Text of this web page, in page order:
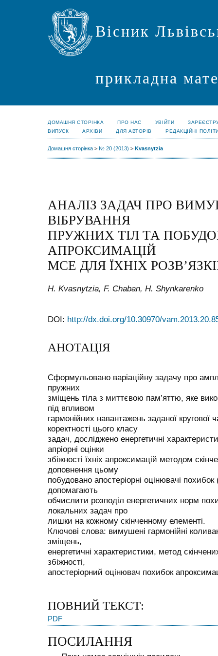
Вісник
прикладна
ДОМАШНЯ СТОРІНКА ПРО НАС УВІЙТИ
ВИПУСК
АРХІВИ ДЛЯ АВТОРІВ РЕДАКЦІЙНІ
Домашня сторінка > № 20 (2013) > Kvasnytzia
АНАЛІЗ ЗАДАЧ ПРО
ВІБРУВАННЯ
ПРУЖНИХ ТІЛ ТА
АПРОКСИМАЦІЙ
МСЕ ДЛЯ ЇХНІХ
H. Kvasnytzia, F. Chaban, H. Shynkarenko
DOI: http://dx.doi.org/10.30970/
АНОТАЦІЯ
Сформульовано варіаційну задачу про
пружних
зміщень тіла з миттєвою пам’яттю, яке
під впливом
гармонійних навантажень заданої
коректності цього класу
задач, досліджено енергетичні
апріорні оцінки
збіжності їхніх апроксимацій методом
доповнення цьому
побудовано апостеріорні оцінювачі
допомагають
обчислити розподіл енергетичних норм
локальних задач про
лишки на кожному скінченному елементі.
Ключові слова: вимушені гармонійні
зміщень,
енергетичні характеристики, метод
збіжності,
апостеріорний оцінювач похибок
ПОВНИЙ ТЕКСТ:
PDF
ПОСИЛАННЯ